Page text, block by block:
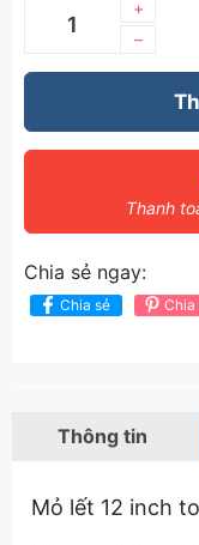
–
+
Thanh
Chia sẻ ngay:
Chia sẻ Chia
Thông tin
Mỏ lết 12 inch